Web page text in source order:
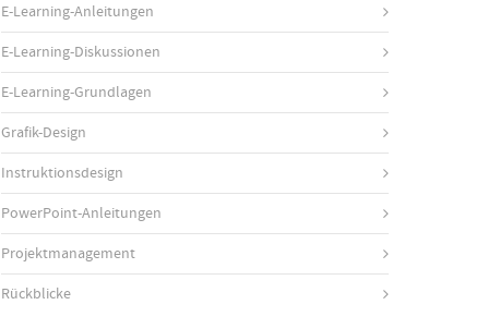
E-Learning-Anleitungen
E-Learning-Diskussionen
E-Learning-Grundlagen
Grafik-Design
Instruktionsdesign
PowerPoint-Anleitungen
Projektmanagement
Rückblicke